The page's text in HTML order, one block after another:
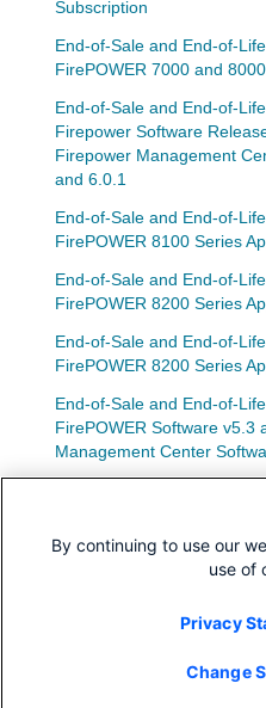
Subscription
End-of-Sale and End-of-
FirePOWER 7000 and
End-of-Sale and End-of-
Firepower Software
Firepower Management
and 6.0.1
End-of-Sale and End-of-
FirePOWER 8100 Series
End-of-Sale and End-of-
FirePOWER 8200 Series
End-of-Sale and End-of-
FirePOWER 8200 Series
End-of-Sale and End-of-
FirePOWER Software v5.3
Management Center
By continuing to use our
use of
Privacy
Change